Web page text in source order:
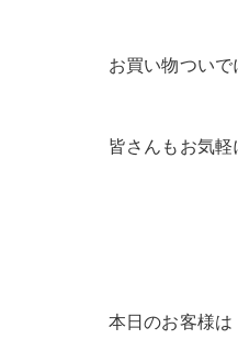
お買い物つい
皆さんもお気
本日のお客様は